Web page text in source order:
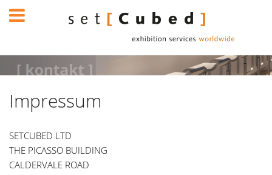
Impressum
SETCUBED LTD
THE PICASSO BUILDING
CALDERVALE ROAD